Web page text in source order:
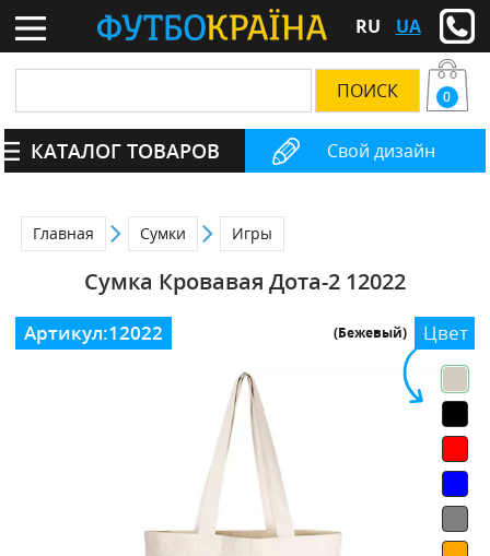
RU UA
Свой дизайн
0
КАТАЛОГ ТОВАРОВ
Главная Сумки Игры
Сумка Кровавая Дота-2 12022
Цвет
(Бежевый)
Артикул:12022